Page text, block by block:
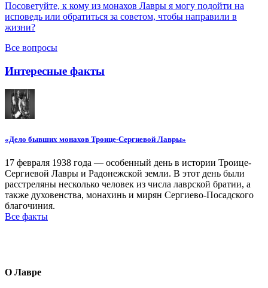
Посоветуйте, к кому из монахов Лавры я могу подойти на
исповедь или обратиться за советом, чтобы направили в
жизни?
Все вопросы
Интересные факты
«Дело бывших монахов Троице-Сергиевой Лавры»
17 февраля 1938 года — особенный день в истории Троице-
Сергиевой Лавры и Радонежской земли. В этот день были
расстреляны несколько человек из числа лаврской братии, а
также духовенства, монахинь и мирян Сергиево-Посадского
благочиния.
Все факты
О Лавре